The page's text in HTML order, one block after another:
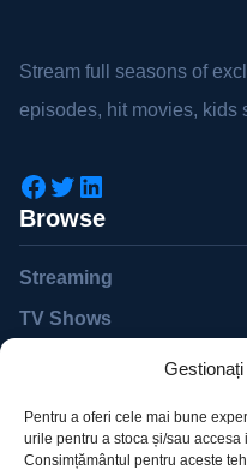
Pentru a oferi cele mai bune
urile pentru a stoca și/sau
Consimțământul pentru aceste
Stream full seasons of
episodes, hit movies, kids
Browse
Streaming
TV Shows
Help Desk